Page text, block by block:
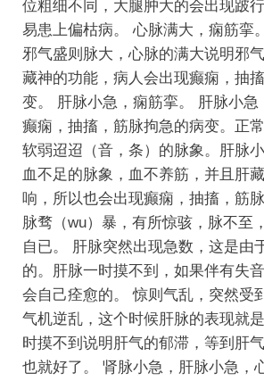
位粗细不同，大腿肿大的会出现跛
易患上偏枯病。
心脉满大，痫筋挛。
邪气盛则脉大，心脉的满大说明邪
藏神的功能，病人会出现癫痫，抽
变。
肝脉小急，痫筋挛。
肝脉小急
癫痫，抽搐，筋脉拘急的病变。正
软弱迢迢（音，条）的脉象。肝脉
血不足的脉象，血不养筋，并且肝
响，所以也会出现癫痫，抽搐，筋脉
脉骛（wu）暴，有所惊骇，脉不至
自已。
肝脉突然出现急数，这是由
的。肝脉一时摸不到，如果伴有失
会自己痊愈的。
惊则气乱，突然受
气机逆乱，这个时候肝脉的表现就
时摸不到说明肝气的郁滞，等到肝
也就好了。
肾脉小急，肝脉小急，